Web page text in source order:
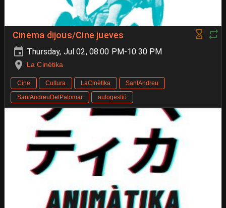
Cinema dijous/Cine jueves
Thursday, Jul 02, 08:00 PM-10:30 PM
La Cinètika
Cine Cultura LaCinètika
SantAndreu
SantAndreuDelPalomar
autogestió